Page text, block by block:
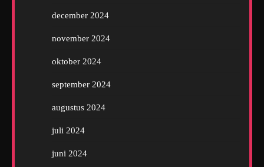
december 2024
november 2024
oktober 2024
september 2024
augustus 2024
juli 2024
juni 2024